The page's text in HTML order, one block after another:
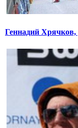
Геннадий Хрячков,